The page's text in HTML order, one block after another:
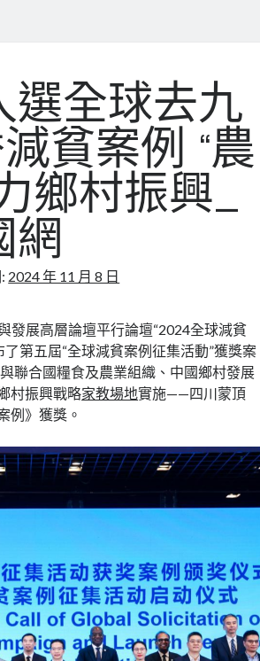
選全球去九
貧案例 “農
鄉村振興_
網
2024 年 11 月 8 日
發展高層論壇平行論壇“2024全球減貧
了第五屆“全球減貧案例征集活動”獲獎案
聯合國糧食及農業組織、中國鄉村發展
村振興戰略家教場地實施——四川蒙頂
例》獲獎。